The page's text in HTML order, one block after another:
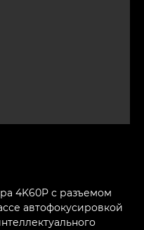
4K60P с разъемом
автофокусировкой